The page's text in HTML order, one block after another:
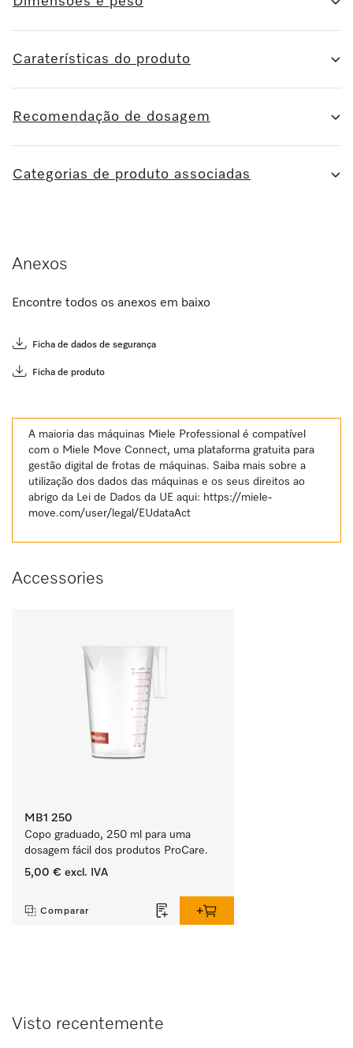
Caraterísticas do produto
Recomendação de dosagem
Categorias de produto associadas
Anexos
Encontre todos os anexos em baixo
Ficha de dados de segurança
Ficha de produto
A maioria das máquinas Miele Professional é compatível
com o Miele Move Connect, uma plataforma gratuita para
gestão digital de frotas de máquinas. Saiba mais sobre a
utilização dos dados das máquinas e os seus direitos ao
abrigo da Lei de Dados da UE aqui: https://miele-
move.com/user/legal/EUdataAct
Accessories
MB1 250
Copo graduado, 250 ml para uma
dosagem fácil dos produtos ProCare.
5,00 € excl. IVA
Comparar
Visto recentemente